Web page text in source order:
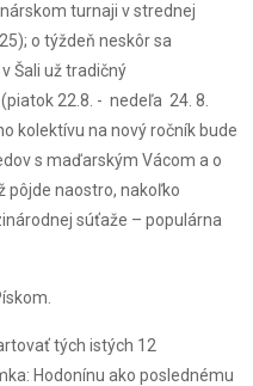
turnaji v strednej
o týždeň neskôr sa
Šali už tradičný
22.8. - nedeľa 24. 8.
kolektívu na nový ročník bude
s maďarským Vácom a o
pôjde naostro, nakoľko
súťaže – populárna
tých istých 12
Hodonínu ako poslednému